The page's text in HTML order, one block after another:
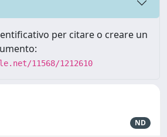
per citare o creare un
11568/1212610
ND